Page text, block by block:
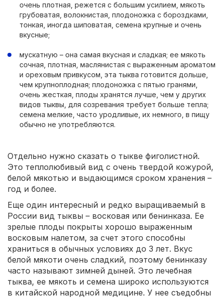
очень плотная, режется с большим усилием, мякоть
грубоватая, волокнистая, плодоножка с бороздками,
тонкая, иногда шиповатая, семена крупные и очень
вкусные;
мускатную – она самая вкусная и сладкая; ее мякоть
сочная, плотная, маслянистая с выраженным ароматом
и ореховым привкусом, эта тыква готовится дольше,
чем крупноплодная; плодоножка с пятью гранями,
очень жесткая, плоды хранятся лучше, чем у других
видов тыквы, для созревания требует больше тепла;
семена мелкие, часто уродливые, их немного, в пищу
обычно не употребляются.
Отдельно нужно сказать о тыкве фиголистной.
Это теплолюбивый вид с очень твердой кожурой,
белой мякотью и выдающимся сроком хранения –
год и более.
Еще один интересный и редко выращиваемый в
России вид тыквы – восковая или бенинказа. Ее
зрелые плоды покрыты хорошо выраженным
восковым налетом, за счет этого способны
храниться в обычных условиях до 3 лет. Вкус
белой мякоти очень сладкий, поэтому бенинказу
часто называют зимней дыней. Это лечебная
тыква, ее мякоть и семена широко используются
в китайской народной медицине. У нее съедобны